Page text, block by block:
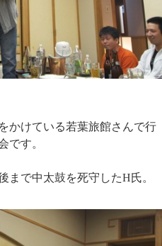
かけている若葉旅館さんで行
です。
まで中太鼓を死守したH氏。